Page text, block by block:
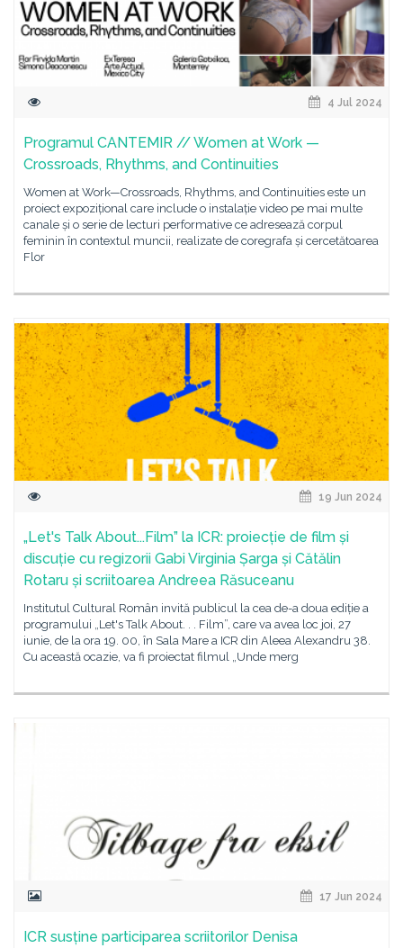
4 Jul 2024
Programul CANTEMIR // Women at Work —
Crossroads, Rhythms, and Continuities
Women at Work—Crossroads, Rhythms, and Continuities este un
proiect expozițional care include o instalație video pe mai multe
canale și o serie de lecturi performative ce adresează corpul
feminin în contextul muncii, realizate de coregrafa și cercetătoarea
Flor
19 Jun 2024
„Let's Talk About...Film” la ICR: proiecție de film și
discuție cu regizorii Gabi Virginia Șarga și Cătălin
Rotaru și scriitoarea Andreea Răsuceanu
Institutul Cultural Român invită publicul la cea de-a doua ediție a
programului „Let's Talk About. . . Film”, care va avea loc joi, 27
iunie, de la ora 19. 00, în Sala Mare a ICR din Aleea Alexandru 38.
Cu această ocazie, va fi proiectat filmul „Unde merg
17 Jun 2024
ICR susține participarea scriitorilor Denisa